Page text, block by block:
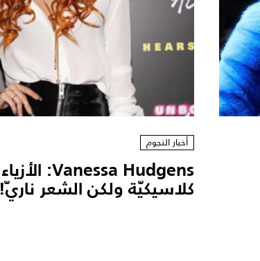
أخبار النجوم
Vanessa Hudgens: الأزياء
كلاسيكيّة ولكن الشعر ناريّ!